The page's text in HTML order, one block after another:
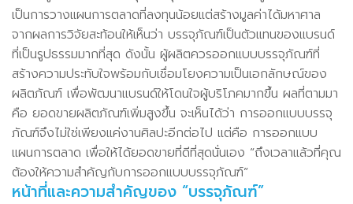
เป็นการวางแผนการตลาดที่ลงทุนน้อยแต่สร้างมูลค่าได้มหาศาล
จากผลการวิจัยสะท้อนให้เห็นว่า บรรจุภัณฑ์เป็นตัวแทนของแบรนด์
ที่เป็นรูปธรรมมากที่สุด ดังนั้น ผู้ผลิตควรออกแบบบรรจุภัณฑ์ที่
สร้างความประทับใจพร้อมกับเชื่อมโยงความเป็นเอกลักษณ์ของ
ผลิตภัณฑ์ เพื่อพัฒนาแบรนด์ให้โดนใจผู้บริโภคมากขึ้น ผลที่ตามมา
คือ ยอดขายผลิตภัณฑ์เพิ่มสูงขึ้น จะเห็นได้ว่า การออกแบบบรรจุ
ภัณฑ์จึงไม่ใช่เพียงแค่งานศิลปะอีกต่อไป แต่คือ การออกแบบ
แผนการตลาด เพื่อให้ได้ยอดขายที่ดีที่สุดนั่นเอง “ถึงเวลาแล้วที่คุณ
ต้องให้ความสำคัญกับการออกแบบบรรจุภัณฑ์”
หน้าที่และความสำคัญของ “บรรจุภัณฑ์”